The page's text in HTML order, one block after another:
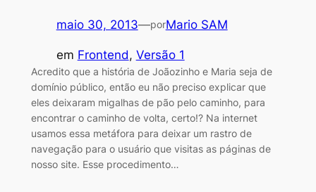
maio 30, 2013—porMario SAM
em Frontend, Versão 1
Acredito que a história de Joãozinho e Maria seja de
domínio público, então eu não preciso explicar que
eles deixaram migalhas de pão pelo caminho, para
encontrar o caminho de volta, certo!? Na internet
usamos essa metáfora para deixar um rastro de
navegação para o usuário que visitas as páginas de
nosso site. Esse procedimento…